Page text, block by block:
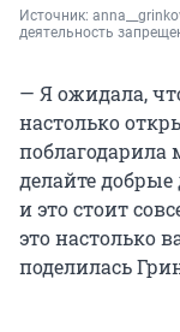
Источник:
деятельность
— Я ожидала,
настолько
поблагодарила
делайте
и это стоит
это настолько
поделилась